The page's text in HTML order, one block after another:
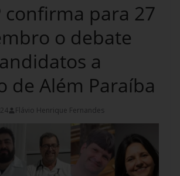
confirma para 27
o debate
a
de Além Paraíba
Flávio Henrique Fernandes